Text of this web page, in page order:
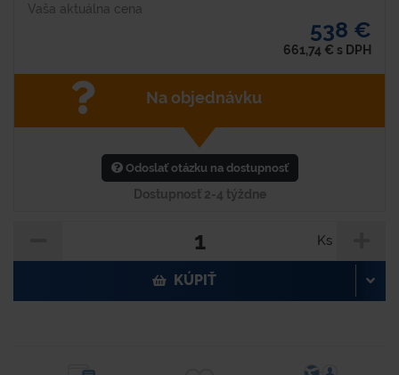
Vaša aktuálna cena
538 €
661,74 € s DPH
Na objednávku
Odoslať otázku na dostupnosť
Dostupnosť 2-4 týždne
Ks
KÚPIŤ